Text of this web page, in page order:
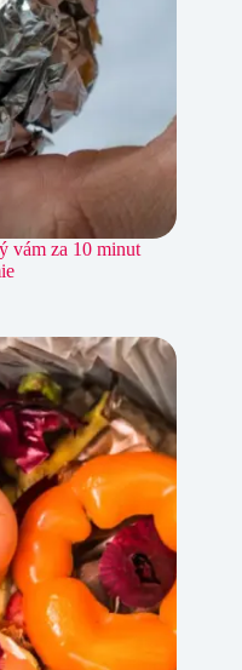
vám za 10 minut